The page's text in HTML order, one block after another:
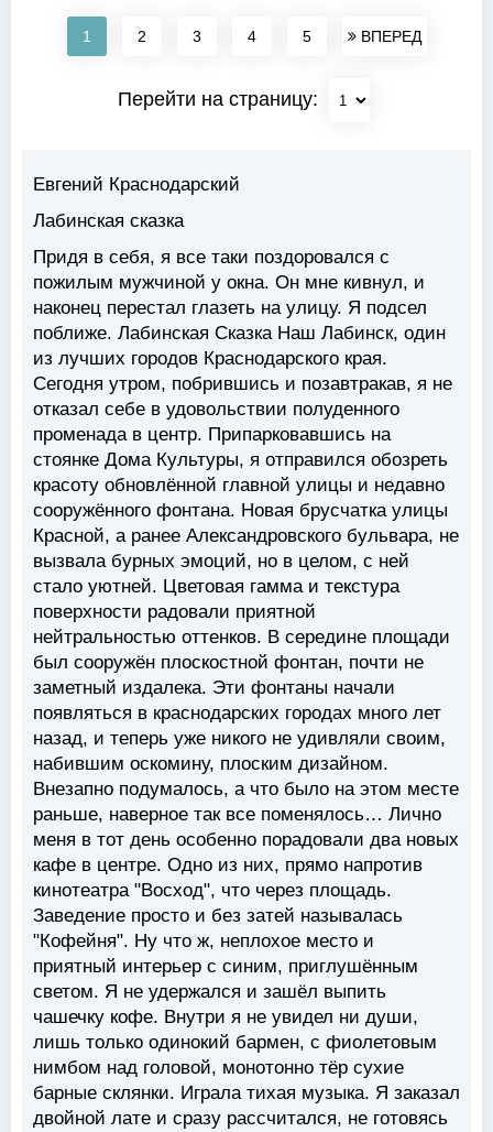
1 2 3 4 5 ВПЕРЕД
Перейти на страницу:
Евгений Краснодарский
Лабинская сказка
Придя в себя, я все таки поздоровался с
пожилым мужчиной у окна. Он мне кивнул, и
наконец перестал глазеть на улицу. Я подсел
поближе. Лабинская Сказка Наш Лабинск, один
из лучших городов Краснодарского края.
Сегодня утром, побрившись и позавтракав, я не
отказал себе в удовольствии полуденного
променада в центр. Припарковавшись на
стоянке Дома Культуры, я отправился обозреть
красоту обновлённой главной улицы и недавно
сооружённого фонтана. Новая брусчатка улицы
Красной, а ранее Александровского бульвара, не
вызвала бурных эмоций, но в целом, с ней
стало уютней. Цветовая гамма и текстура
поверхности радовали приятной
нейтральностью оттенков. В середине площади
был сооружён плоскостной фонтан, почти не
заметный издалека. Эти фонтаны начали
появляться в краснодарских городах много лет
назад, и теперь уже никого не удивляли своим,
набившим оскомину, плоским дизайном.
Внезапно подумалось, а что было на этом месте
раньше, наверное так все поменялось… Лично
меня в тот день особенно порадовали два новых
кафе в центре. Одно из них, прямо напротив
кинотеатра "Восход", что через площадь.
Заведение просто и без затей называлась
"Кофейня". Ну что ж, неплохое место и
приятный интерьер с синим, приглушённым
светом. Я не удержался и зашёл выпить
чашечку кофе. Внутри я не увидел ни души,
лишь только одинокий бармен, с фиолетовым
нимбом над головой, монотонно тёр сухие
барные склянки. Играла тихая музыка. Я заказал
двойной лате и сразу рассчитался, не готовясь